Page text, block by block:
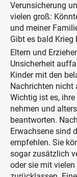
Verunsicherung
vielen groß:
und meiner
Gibt es bald Krieg
Eltern und
Unsicherheit
Kinder mit den
Nachrichten nicht
Wichtig ist es,
nehmen und
beantworten.
Erwachsene sind
empfehlen. Sie
sogar zusätzlich
oder sie mit